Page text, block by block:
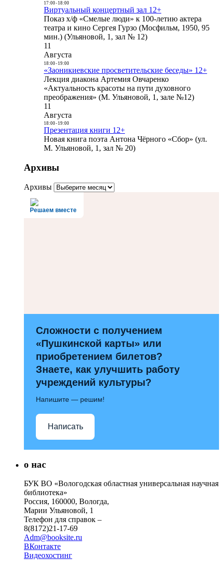
17:00- 18:00
Виртуальный концертный зал 12+
Показ х/ф «Смелые люди» к 100-летию актера
театра и кино Сергея Гурзо (Мосфильм, 1950, 95
мин.) (Ульяновой, 1, зал № 12)
11
Августа
18:00- 19:00
«Заоникиевские просветительские беседы» 12+
Лекция диакона Артемия Овчаренко
«Актуальность красоты на пути духовного
преображения» (М. Ульяновой, 1, зале №12)
11
Августа
18:00- 19:00
Презентация книги 12+
Новая книга поэта Антона Чёрного «Сбор» (ул.
М. Ульяновой, 1, зал № 20)
Архивы
Архивы
Решаем вместе
Сложности с получением
«Пушкинской карты» или
приобретением билетов?
Знаете, как улучшить работу
учреждений культуры?
Напишите — решим!
Написать
о нас
БУК ВО «Вологодская областная универсальная научная
библиотека»
Россия, 160000, Вологда,
Марии Ульяновой, 1
Телефон для справок –
8(8172)21-17-69
Adm@booksite.ru
ВКонтакте
Видеохостинг